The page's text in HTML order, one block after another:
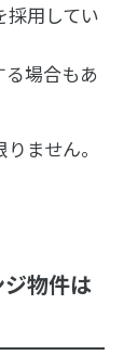
採用してい
場合もあ
ません。
物件は